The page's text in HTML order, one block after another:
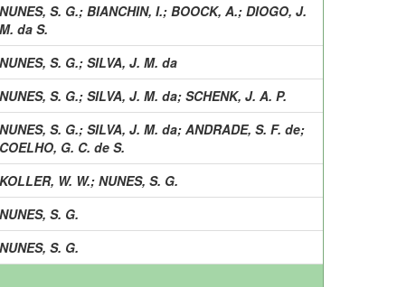
NUNES, S. G.; BIANCHIN, I.; BOOCK, A.; DIOGO, J.
M. da S.
NUNES, S. G.; SILVA, J. M. da
NUNES, S. G.; SILVA, J. M. da; SCHENK, J. A. P.
NUNES, S. G.; SILVA, J. M. da; ANDRADE, S. F. de;
COELHO, G. C. de S.
KOLLER, W. W.; NUNES, S. G.
NUNES, S. G.
NUNES, S. G.